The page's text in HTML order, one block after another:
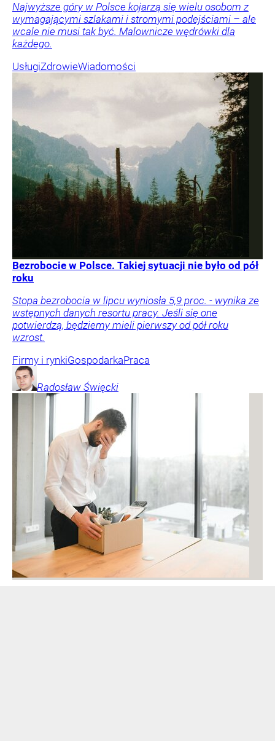
Najwyższe góry w Polsce kojarzą się wielu osobom z
wymagającymi szlakami i stromymi podejściami – ale
wcale nie musi tak być. Malownicze wędrówki dla
każdego.
UsługiZdrowieWiadomości
Bezrobocie w Polsce. Takiej sytuacji nie było od pół
roku
Stopa bezrobocia w lipcu wyniosła 5,9 proc. - wynika ze
wstępnych danych resortu pracy. Jeśli się one
potwierdzą, będziemy mieli pierwszy od pół roku
wzrost.
Firmy i rynkiGospodarkaPraca
Radosław Święcki